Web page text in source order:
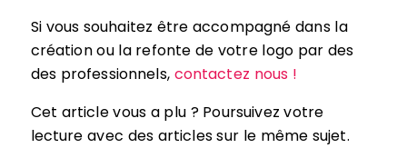
Si vous souhaitez être accompagné dans la
création ou la refonte de votre logo par des
des professionnels, contactez nous !
Cet article vous a plu ? Poursuivez votre
lecture avec des articles sur le même sujet.